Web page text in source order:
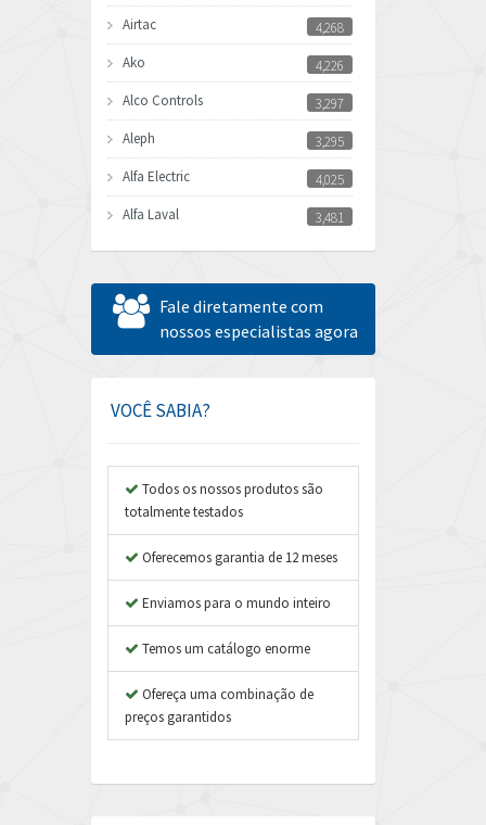
Airtac
4,268
Ako
4,226
Alco Controls
3,297
Aleph
3,295
Alfa Electric
4,025
Alfa Laval
3,481
Allen Bradley
4,544
Allen West
Amperite
3,324
Amplicon Liveline
Apex Dynamics
3,264
Asco Numatics
Atos
4,205
Autonics
4,627
Aventics
B&R
4,795
Baldor
Balluff
3,438
Fale diretamente com
nossos especialistas agora
VOCÊ SABIA?
Todos os nossos produtos são
totalmente testados
Oferecemos garantia de 12 meses
Enviamos para o mundo inteiro
Temos um catálogo enorme
Ofereça uma combinação de
preços garantidos